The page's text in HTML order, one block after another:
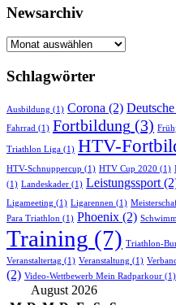
Newsarchiv
Newsarchiv
Schlagwörter
Ausbildung (1) Corona (2)
Fahrrad (1) Fortbildung (3)
Triathlon Liga (1) HTV-
HTV-Schnuppercup (1) HTV Cup 2020 (1)
(1) Landeskader (1) Leistungssport
Ligameeting (1) Ligarennen (1)
Para Triathlon (1) Phoenix (2)
Training (7) Triathlon-
Veranstaltertag (1) Veranstaltung (1) Verband
(2) Video-Wettbewerb Mein Radparkour (1)
August 2026